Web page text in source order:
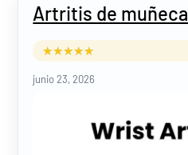
Artritis de muñeca
junio 23, 2026